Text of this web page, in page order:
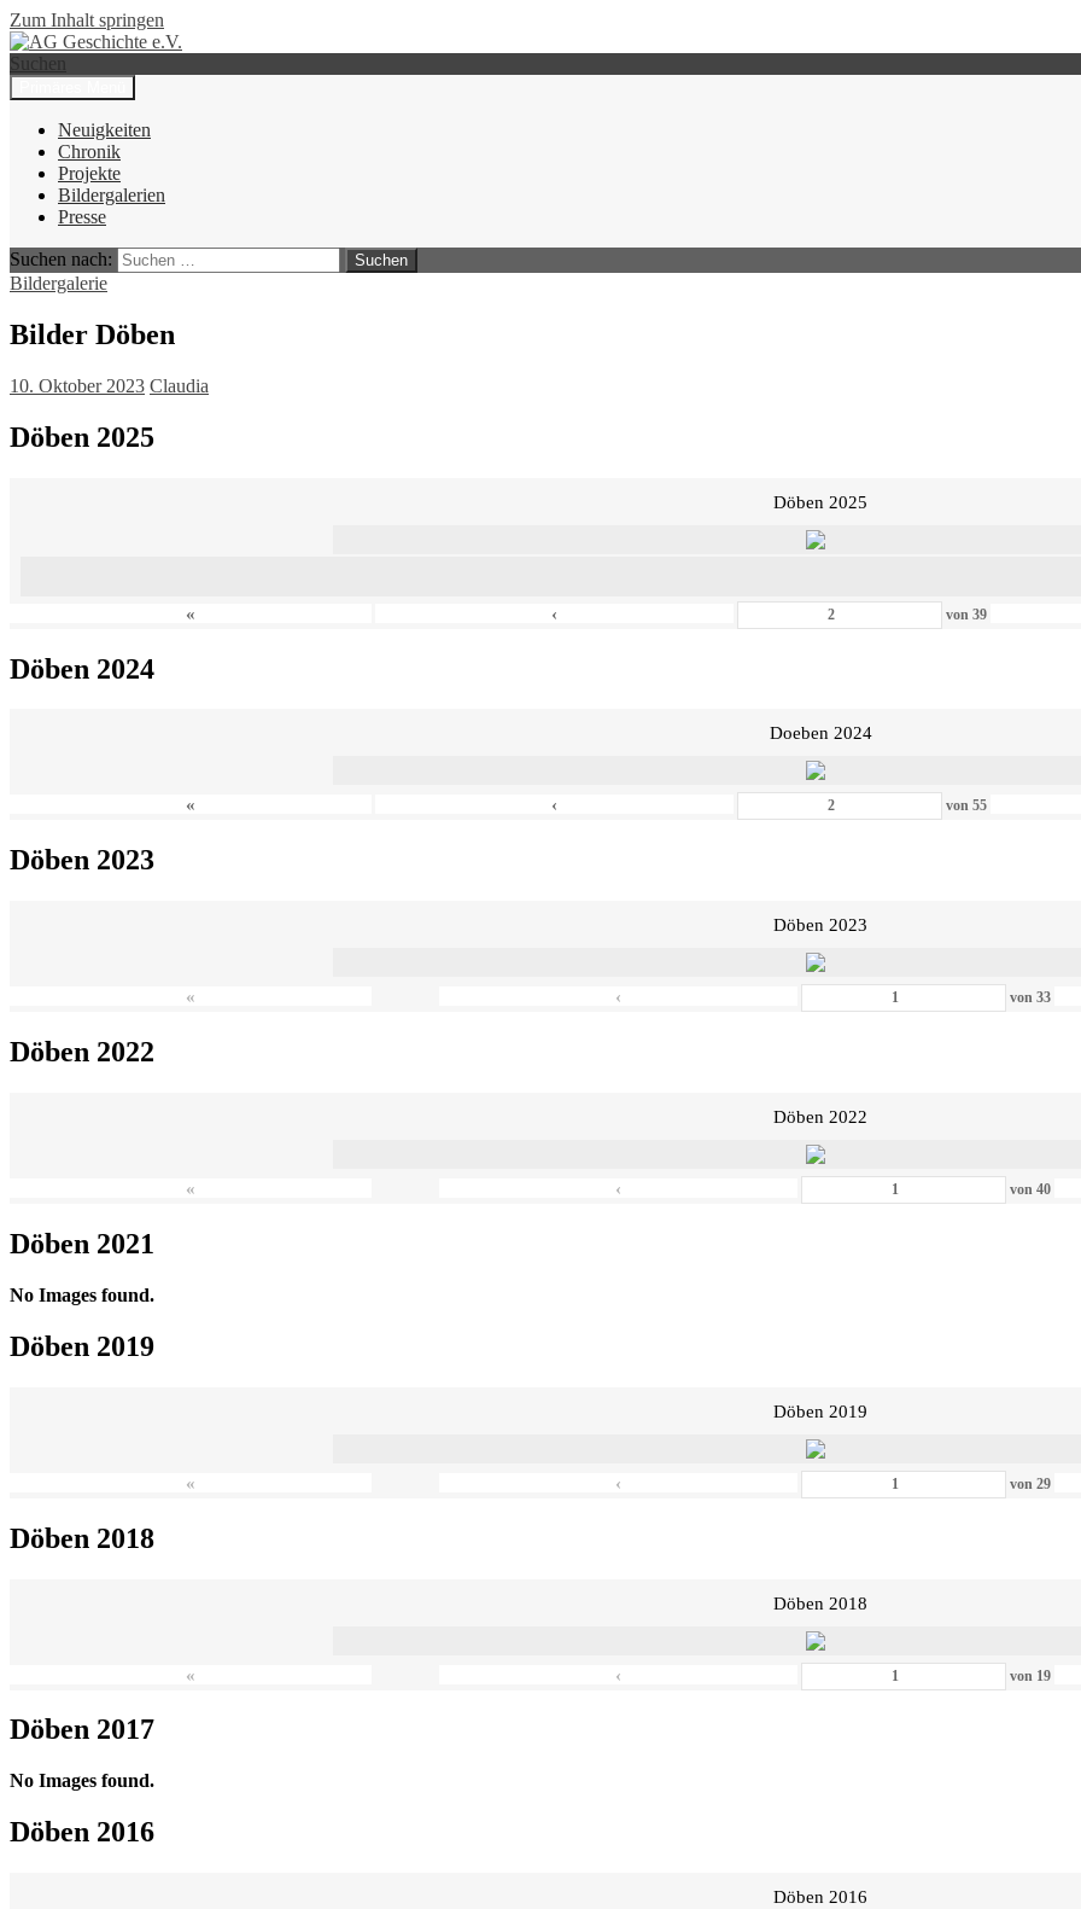
Zum Inhalt springen
AG Geschichte e.V.
Suchen
Neuigkeiten
Chronik
Projekte
Bildergalerien
Presse
Suchen nach:
Bildergalerie
Bilder Döben
10. Oktober 2023 Claudia
Döben 2025
Döben 2025
« ‹ von39
Döben 2024
Doeben 2024
« ‹ von55
Döben 2023
Döben 2023
« ‹ von33
Döben 2022
Döben 2022
« ‹ von40
Döben 2021
No Images found.
Döben 2019
Döben 2019
« ‹ von29
Döben 2018
Döben 2018
« ‹ von 19
Döben 2017
No Images found.
Döben 2016
Döben 2016